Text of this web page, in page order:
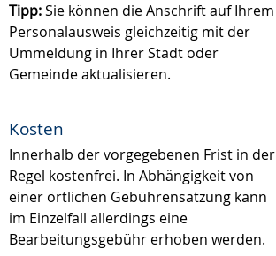
Tipp:Sie können die Anschrift auf Ihrem
Personalausweis gleichzeitig mit der
Ummeldung in Ihrer Stadt oder
Gemeinde aktualisieren.
Kosten
Innerhalb der vorgegebenen Frist in der
Regel kostenfrei. In Abhängigkeit von
einer örtlichen Gebührensatzung kann
im Einzelfall allerdings eine
Bearbeitungsgebühr erhoben werden.